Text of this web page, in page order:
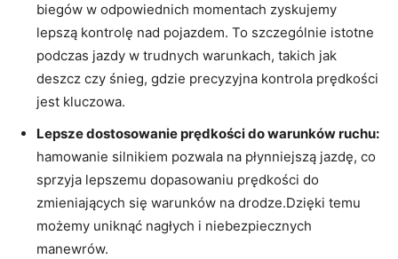
biegów w odpowiednich momentach zyskujemy
lepszą kontrolę nad pojazdem. To szczególnie istotne
podczas jazdy w trudnych warunkach, takich jak
deszcz czy śnieg, gdzie precyzyjna kontrola prędkości
jest kluczowa.
Lepsze dostosowanie prędkości do warunków ruchu:
hamowanie silnikiem pozwala na płynniejszą jazdę, co
sprzyja lepszemu dopasowaniu prędkości do
zmieniających się warunków na drodze.Dzięki temu
możemy uniknąć nagłych i niebezpiecznych
manewrów.